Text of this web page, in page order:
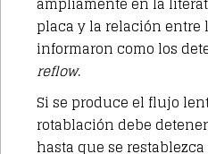
placa y la relación entre
informaron como los
reflow.
Si se produce el flujo
rotablación debe
hasta que se